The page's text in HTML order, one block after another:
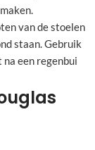
van de stoelen
staan. Gebruik
een regenbui